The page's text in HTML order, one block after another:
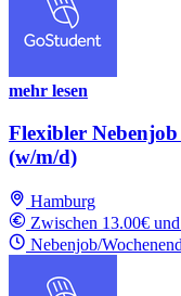
mehr lesen
Flexibler
(w/m/d)
Hamburg
Zwischen 13.00€
Nebenjob/